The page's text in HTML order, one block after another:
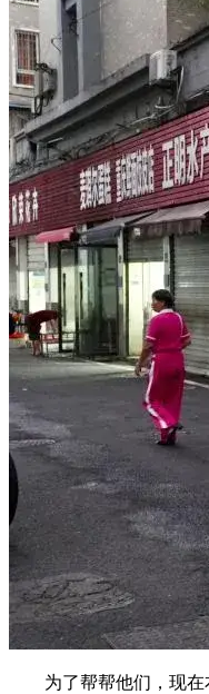
为了帮帮他们，现在